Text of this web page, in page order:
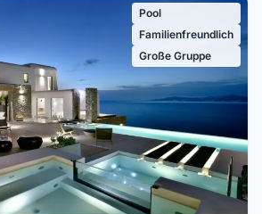
Pool
Familienfreundlich
Große Gruppe